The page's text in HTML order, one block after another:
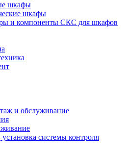
шкафы
шкафы
и компоненты СКС для шкафов
и обслуживание
системы контроля